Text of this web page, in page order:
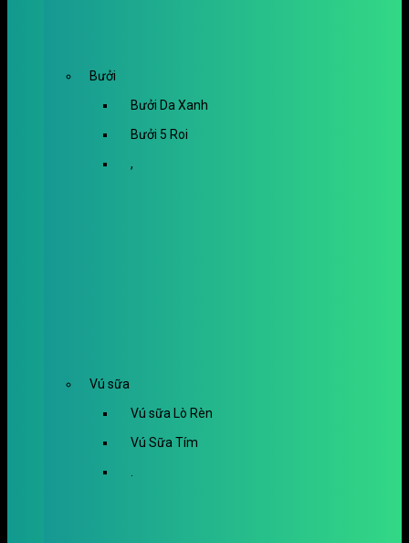
Bưởi
Bưởi Da Xanh
Bưởi 5 Roi
,
Vú sữa
Vú sữa Lò Rèn
Vú Sữa Tím